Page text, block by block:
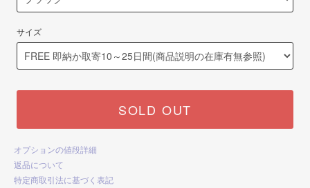
サイズ
SOLD OUT
オプションの値段詳細
返品について
特定商取引法に基づく表記